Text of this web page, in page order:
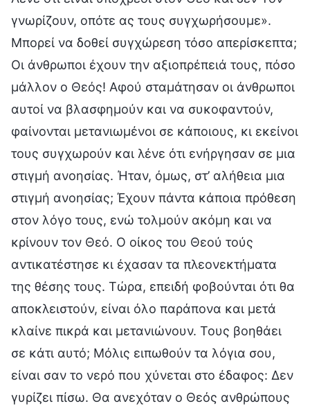
γνωρίζουν, οπότε ας τους συγχωρήσουμε».
Μπορεί να δοθεί συγχώρεση τόσο απερίσκεπτα;
Οι άνθρωποι έχουν την αξιοπρέπειά τους, πόσο
μάλλον ο Θεός! Αφού σταμάτησαν οι άνθρωποι
αυτοί να βλασφημούν και να συκοφαντούν,
φαίνονται μετανιωμένοι σε κάποιους, κι εκείνοι
τους συγχωρούν και λένε ότι ενήργησαν σε μια
στιγμή ανοησίας. Ήταν, όμως, στ’ αλήθεια μια
στιγμή ανοησίας; Έχουν πάντα κάποια πρόθεση
στον λόγο τους, ενώ τολμούν ακόμη και να
κρίνουν τον Θεό. Ο οίκος του Θεού τούς
αντικατέστησε κι έχασαν τα πλεονεκτήματα
της θέσης τους. Τώρα, επειδή φοβούνται ότι θα
αποκλειστούν, είναι όλο παράπονα και μετά
κλαίνε πικρά και μετανιώνουν. Τους βοηθάει
σε κάτι αυτό; Μόλις ειπωθούν τα λόγια σου,
είναι σαν το νερό που χύνεται στο έδαφος: Δεν
γυρίζει πίσω. Θα ανεχόταν ο Θεός ανθρώπους